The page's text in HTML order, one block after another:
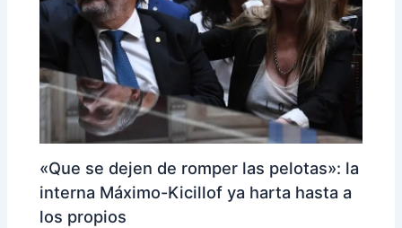
«Que se dejen de romper las pelotas»: la
interna Máximo-Kicillof ya harta hasta a
los propios